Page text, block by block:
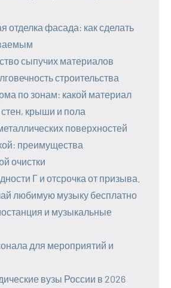
отделка фасада: как сделать
сыпучих материалов
строительства
по зонам: какой материал
крыши и пола
поверхностей
преимущества
очистки
Г и отсрочка от призыва.
любимую музыку бесплатно
и музыкальные
для мероприятий и
вузы России в 2026